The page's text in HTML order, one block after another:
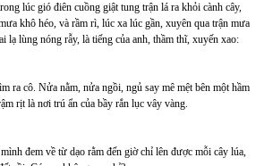
lúc gió điên cuồng giật tung trận lá ra khỏi cành cây,
khô héo, và rầm rì, lúc xa lúc gần, xuyên qua trận mưa
lạ lùng nóng rẫy, là tiếng của anh, thầm thĩ, xuyến xao:
ra cô. Nửa nằm, nửa ngồi, ngủ say mê mệt bên một hầm
rịt là nơi trú ẩn của bầy rắn lục vây vàng.
đem về từ dạo rằm đến giờ chỉ lên được mỗi cây lúa,